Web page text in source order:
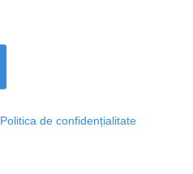
Politica de confidențialitate
Washingtonul
Havanei: CIA a
secret pentru
VIDEO Mircea
Smiley: E